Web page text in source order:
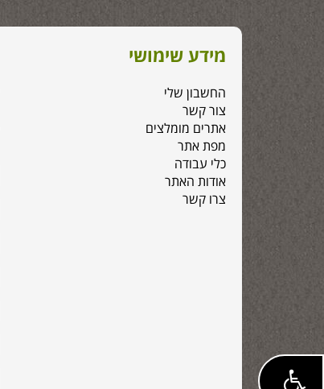
מידע שימושי
החשבון שלי
צור קשר
אתרים מומלצים
מפת אתר
כלי עבודה
אודות האתר
צרו קשר